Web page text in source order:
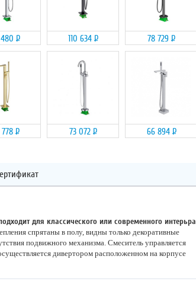
Р 110 634 Р 78 729 Р
778 Р 73 072 Р 66 894 Р
для классического или современного интерьра
спрятаны в полу, видны только декоративные
подвижного механизма. Смеситель управляется
дивертором расположенном на корпусе